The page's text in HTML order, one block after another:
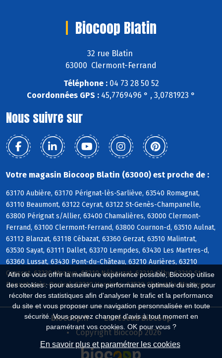
Afin de vous offrir la meilleure expérience possible, Biocoop utilise
des cookies : pour assurer une performance optimale du site, pour
récolter des statistiques afin d'analyser le trafic et la performance
du site et vous proposer une navigation personnalisée en toute
sécurité. Vous pouvez changer d'avis à tout moment en
paramétrant vos cookies. OK pour vous ?
En savoir plus et paramétrer les cookies
Biocoop Blatin
32 rue Blatin
63000 Clermont-Ferrand
Téléphone :04 73 28 50 52
Coordonnées GPS : 45,7769496 ° , 3,0781923 °
Nous suivre sur
Votre magasin Biocoop Blatin (63000) est proche de :
63170 Aubière, 63170 Pérignat-lès-Sarliève, 63540 Romagnat,
63110 Beaumont, 63122 Ceyrat, 63122 St-Genès-Champanelle,
63800 Pérignat s/Allier, 63400 Chamalières, 63000 Clermont-
Ferrand, 63100 Clermont-Ferrand, 63800 Cournon-d, 63510 Aulnat,
63112 Blanzat, 63118 Cébazat, 63360 Gerzat, 63510 Malintrat,
63530 Sayat, 63111 Dallet, 63370 Lempdes, 63430 Les Martres-d,
63360 Lussat, 63430 Pont-du-Château, 63210 Aurières, 63210
Ceyssat, 63230 Mazaye, 63210 Nébouzat, 63210 Olby, 63210 St-
Bonnet-près-Orcival, 63210 Vernines, 63530 Chanat-la-Mouteyre
Biocoop.fr
Le réseau Biocoop
Copyright Biocoop 2026